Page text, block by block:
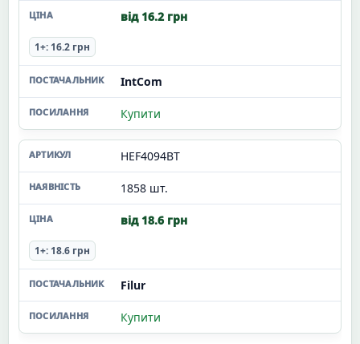
від 16.2 грн
1+: 16.2 грн
IntCom
Купити
HEF4094BT
1858 шт.
від 18.6 грн
1+: 18.6 грн
Filur
Купити